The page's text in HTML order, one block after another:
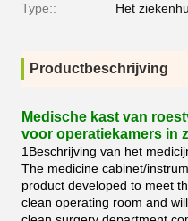
Type:: Het
Productbeschrijving
Medische kast van
voor operatiekamers in
1Beschrijving van het
The medicine cabinet/
product developed to meet
clean operating room and